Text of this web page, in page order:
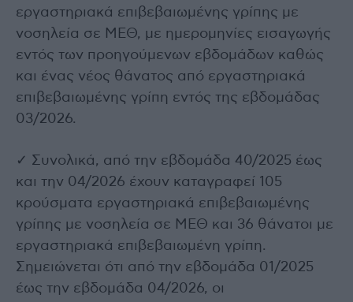
εργαστηριακά επιβεβαιωμένης γρίπης με
νοσηλεία σε ΜΕΘ, με ημερομηνίες εισαγωγής
εντός των προηγούμενων εβδομάδων καθώς
και ένας νέος θάνατος από εργαστηριακά
επιβεβαιωμένης γρίπη εντός της εβδομάδας
03/2026.
✓ Συνολικά, από την εβδομάδα 40/2025 έως
και την 04/2026 έχουν καταγραφεί 105
κρούσματα εργαστηριακά επιβεβαιωμένης
γρίπης με νοσηλεία σε ΜΕΘ και 36 θάνατοι με
εργαστηριακά επιβεβαιωμένη γρίπη.
Σημειώνεται ότι από την εβδομάδα 01/2025
έως την εβδομάδα 04/2026, οι